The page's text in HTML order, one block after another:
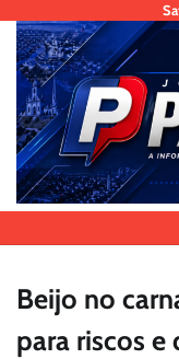
content
Beijo no
para riscos e